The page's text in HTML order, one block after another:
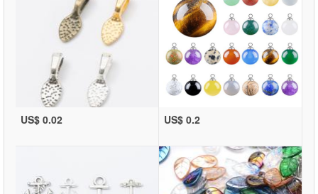
US$ 0.02 US$ 0.2